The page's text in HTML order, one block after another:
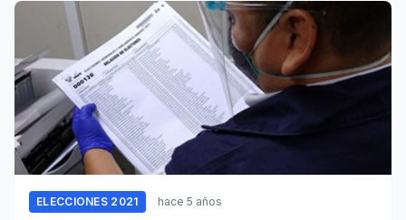
ELECCIONES 2021 hace 5 años